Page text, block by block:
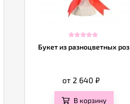
Букет из разноцветных роз
от 2 640 ₽
В корзину